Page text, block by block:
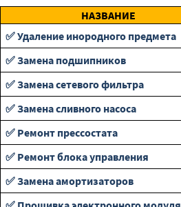
НАЗВАНИЕ
✅ Удаление инородного предмета
✅ Замена подшипников
✅ Замена сетевого фильтра
✅ Замена сливного насоса
✅ Ремонт прессостата
✅ Ремонт блока управления
✅ Замена амортизаторов